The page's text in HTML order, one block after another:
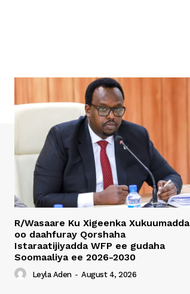
R/Wasaare Ku Xigeenka Xukuumadda
oo daahfuray Qorshaha
Istaraatijiyadda WFP ee gudaha
Soomaaliya ee 2026-2030
Leyla Aden - August 4, 2026